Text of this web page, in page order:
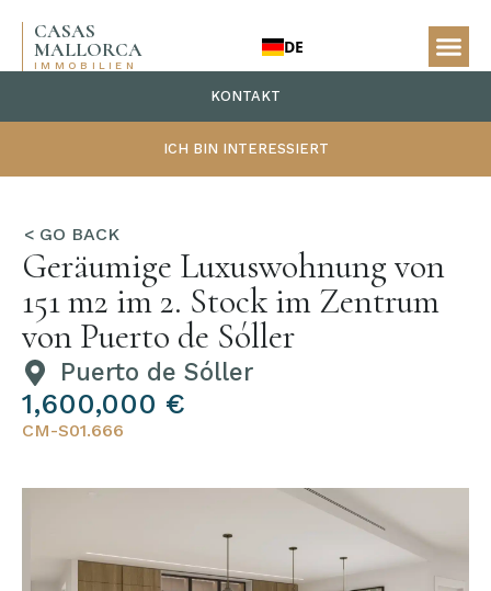
CASAS
MALLORCA
IMMOBILIEN
DE
KONTAKT
ICH BIN INTERESSIERT
Geräumige Luxuswohnung von
151 m2 im 2. Stock im Zentrum
von Puerto de Sóller
Puerto de Sóller
1,600,000 €
CM-S01.666